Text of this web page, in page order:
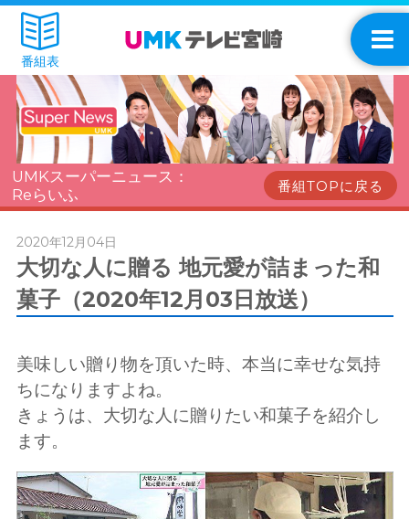
番組表
UMKスーパーニュース：
Reらいふ
番組TOPに戻る
2020年12月04日
大切な人に贈る 地元愛が詰まった和
菓子（2020年12月03日放送）
美味しい贈り物を頂いた時、本当に幸せな気持
ちになりますよね。
きょうは、大切な人に贈りたい和菓子を紹介し
ます。